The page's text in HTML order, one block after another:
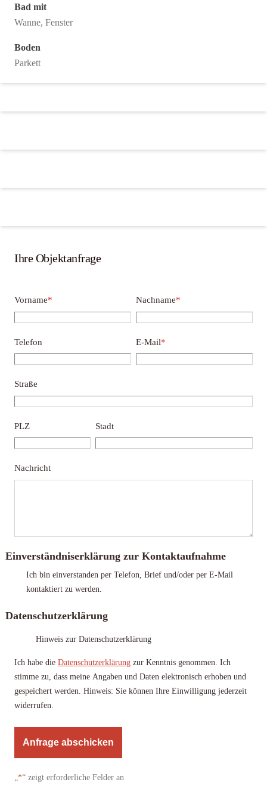
Bad mit
Wanne, Fenster
Boden
Parkett
Ihre Objektanfrage
*“ zeigt erforderliche Felder an
Vorname* Nachname*
Telefon E-Mail*
Straße
PLZ Stadt
Nachricht
Einverständniserklärung zur Kontaktaufnahme
Ich bin einverstanden per Telefon, Brief und/oder per E-Mail
kontaktiert zu werden.
Datenschutzerklärung
Hinweis zur Datenschutzerklärung
Ich habe die Datenschutzerklärung zur Kenntnis genommen. Ich
stimme zu, dass meine Angaben und Daten elektronisch erhoben und
gespeichert werden. Hinweis: Sie können Ihre Einwilligung jederzeit
widerrufen.
t